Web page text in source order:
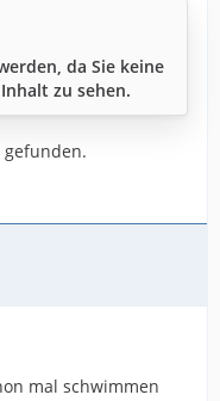
da Sie keine
zu sehen.
gefunden.
mal schwimmen